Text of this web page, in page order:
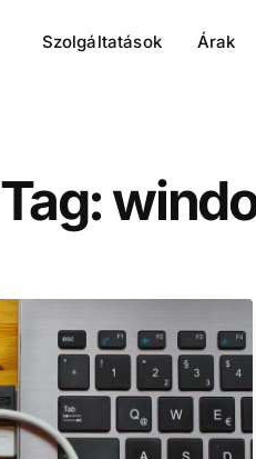
Szolgáltatások Árak
Tag: